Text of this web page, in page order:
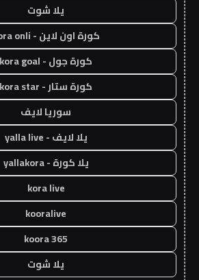
يلا شوت
كورة اون لاين - kora onli
كورة جول - kora goal
كورة ستار - kora star
سوريا لايف
يلا لايف - yalla live
يلا كورة - yallakora
kora live
kooralive
koora 365
يلا شوت